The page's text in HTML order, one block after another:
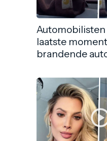
laatste
brandende